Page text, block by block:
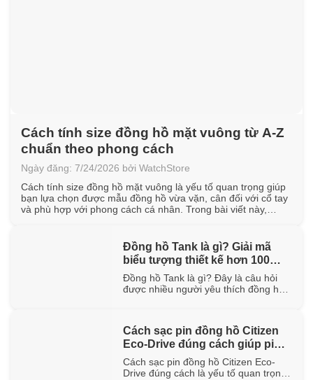
Cách tính size đồng hồ mặt vuông từ A-Z
chuẩn theo phong cách
Ngày đăng: 7/24/2026 bởi WatchStore
Cách tính size đồng hồ mặt vuông là yếu tố quan trọng giúp
bạn lựa chọn được mẫu đồng hồ vừa vặn, cân đối với cổ tay
và phù hợp với phong cách cá nhân. Trong bài viết này,
Đồng hồ Tank là gì? Giải mã
biểu tượng thiết kế hơn 100
năm tuổi
Đồng hồ Tank là gì? Đây là câu hỏi
được nhiều người yêu thích đồng hồ
hơn 100 năm trong ngành chế tác.
Trong bài viết này, WatchStore sẽ
giúp bạn khám phá nguồn gốc ra đời,
đặc điểm [...]
Cách sạc pin đồng hồ Citizen
Eco-Drive đúng cách giúp pin
bền lâu
Cách sạc pin đồng hồ Citizen Eco-
Drive đúng cách là yếu tố quan trọng